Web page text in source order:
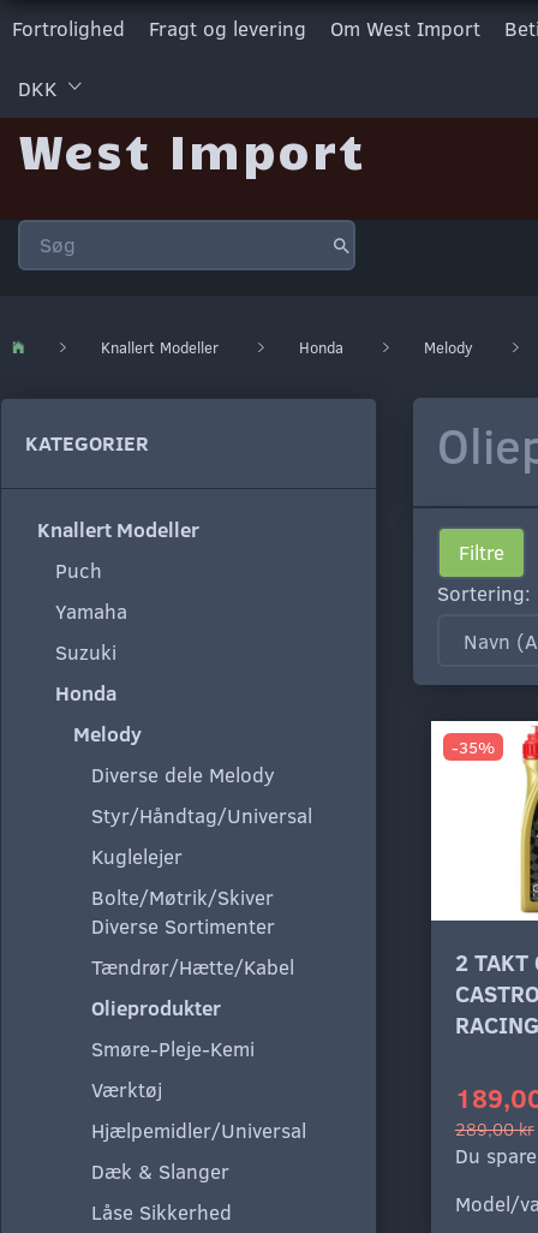
Fortrolighed Fragt og levering Om West Import
DKK
West Import
Knallert Modeller Honda Melody
KATEGORIER
Knallert Modeller
Puch
Yamaha
Suzuki
Honda
Melody
Diverse dele Melody
Styr/Håndtag/Universal
Kuglelejer
Bolte/Møtrik/Skiver
Diverse Sortimenter
Tændrør/Hætte/Kabel
Olieprodukter
Smøre-Pleje-Kemi
Værktøj
Hjælpemidler/Universal
Dæk & Slanger
Låse Sikkerhed
Filtre
Sortering:
-35%
2 TAKT
RACING
289,00 kr
Du
Model/